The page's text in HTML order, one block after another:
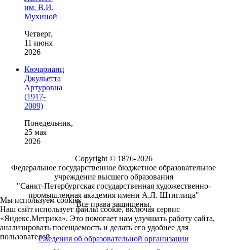
им. В.И.
Мухиной
Четверг,
11 июня
2026
Кючарианц
Джульетта
Артуровна
(1917-
2009)
Понедельник,
25 мая
2026
Copyright © 1876-2026
Федеральное государственное бюджетное образовательное
учреждение высшего образования
"Санкт-Петербургская государственная художественно-
промышленная академия имени А.Л. Штиглица"
Все права защищены.
Сведения об образовательной организации
Мы используем cookies
Наш сайт использует файлы cookie, включая сервис
«Яндекс.Метрика». Это помогает нам улучшать работу сайта,
анализировать посещаемость и делать его удобнее для
пользователей.